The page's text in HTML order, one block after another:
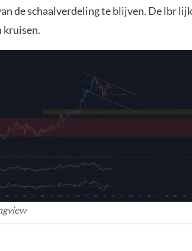
de schaalverdeling te blijven. De lbr
kruisen.